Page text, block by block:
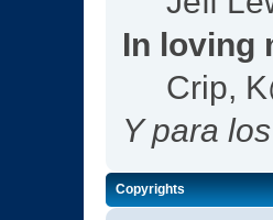
In loving
Crip,
Y para
Copyrights